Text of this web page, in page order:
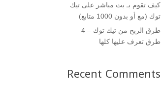
كيف تقوم بـ بث مباشر على تيك
توك (مع أو بدون 1000 متابع)
طرق الربح من تيك توك – 4
طرق تعرف عليها كلها
Recent Comments